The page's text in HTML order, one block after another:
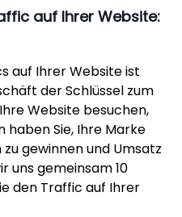
auf Ihrer Website:
auf Ihrer Website ist
der Schlüssel zum
Website besuchen,
Sie, Ihre Marke
gewinnen und Umsatz
uns gemeinsam 10
den Traffic auf Ihrer